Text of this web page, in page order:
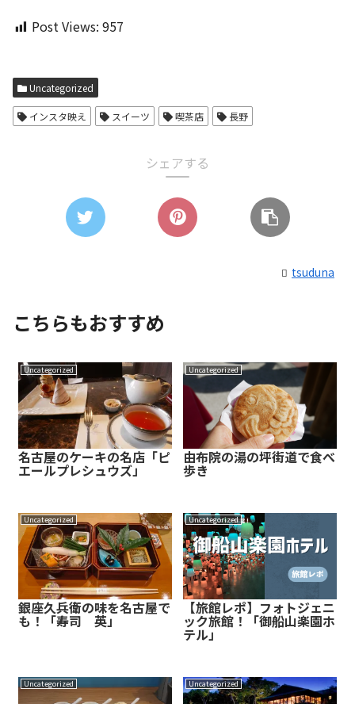
Post Views: 957
Uncategorized
インスタ映え スイーツ 喫茶店 長野
シェアする
tsuduna
こちらもおすすめ
Uncategorized
名古屋のケーキの名店「ピ
エールプレシュウズ」
Uncategorized
由布院の湯の坪街道で食べ
歩き
Uncategorized
銀座久兵衛の味を名古屋で
も！「寿司 英」
Uncategorized
【旅館レポ】フォトジェニ
ック旅館！「御船山楽園ホ
テル」
Uncategorized Uncategorized